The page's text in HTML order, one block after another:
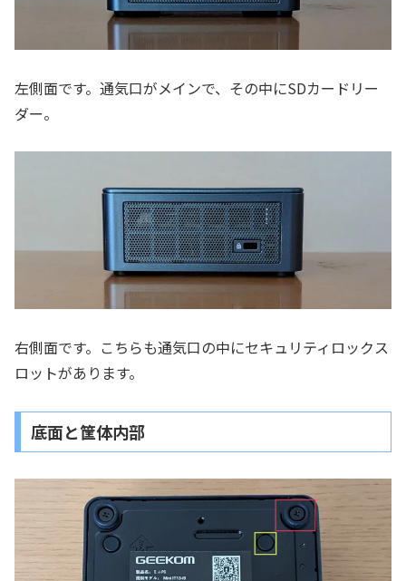
左側面です。通気口がメインで、その中にSDカードリー
ダー。
右側面です。こちらも通気口の中にセキュリティロックス
ロットがあります。
底面と筐体内部